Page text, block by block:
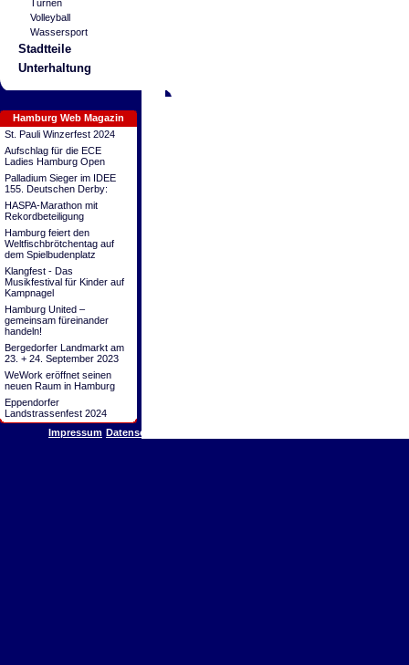
Turnen
Volleyball
Wassersport
Stadtteile
Unterhaltung
Hamburg Web Magazin
St. Pauli Winzerfest 2024
Aufschlag für die ECE
Ladies Hamburg Open
Palladium Sieger im IDEE
155. Deutschen Derby:
HASPA-Marathon mit
Rekordbeteiligung
Hamburg feiert den
Weltfischbrötchentag auf
dem Spielbudenplatz
Klangfest - Das
Musikfestival für Kinder auf
Kampnagel
Hamburg United –
gemeinsam füreinander
handeln!
Bergedorfer Landmarkt am
23. + 24. September 2023
WeWork eröffnet seinen
neuen Raum in Hamburg
Eppendorfer
Landstrassenfest 2024
Impressum Datenschutz